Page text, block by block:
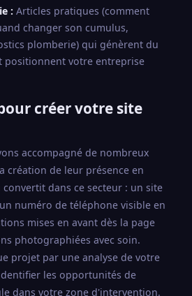
: Articles pratiques (comment
changer son cumulus,
plomberie) qui génèrent du
positionnent votre entreprise
créer votre site
accompagné de nombreux
création de leur présence en
dans ce secteur : un site
numéro de téléphone visible en
mises en avant dès la page
photographiées avec soin.
projet par une analyse de votre
les opportunités de
dans votre zone d'intervention.